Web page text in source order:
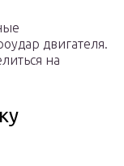
двигателя.
на